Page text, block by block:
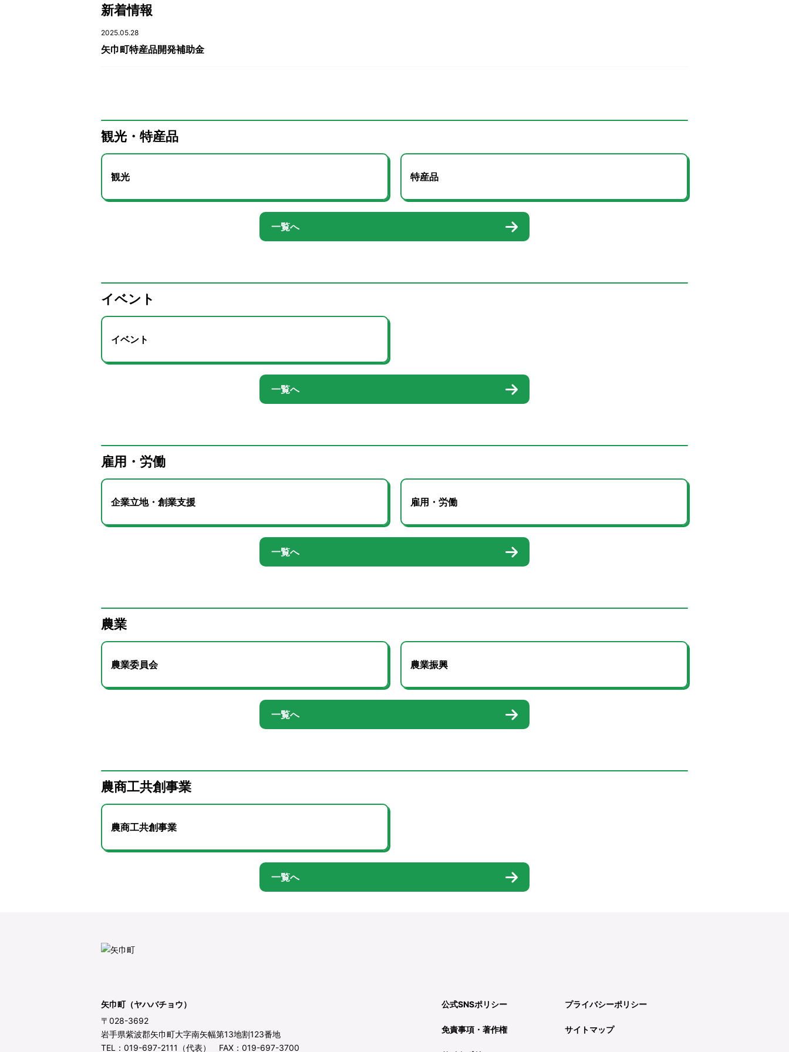
新着情報
2025.05.28
矢巾町特産品開発補助金
観光・特産品
観光 特産品
一覧へ
イベント
イベント
一覧へ
雇用・労働
企業立地・創業支援 雇用・労働
一覧へ
農業
農業委員会 農業振興
一覧へ
農商工共創事業
農商工共創事業
一覧へ
矢巾町（ヤハバチョウ）
〒028-3692
岩手県紫波郡矢巾町大字南矢幅第13地割123番地
TEL：019-697-2111（代表） FAX：019-697-3700
公式SNSポリシー プライバシーポリシー
免責事項・著作権 サイトマップ